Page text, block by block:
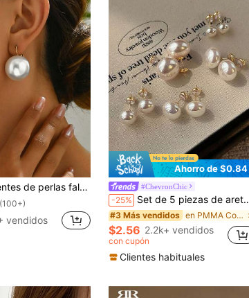
mujer, diseño versátil y nuevo, adecuados para bodas, fiestas, regalos del Día de la Madre, joyería
(100+)
vendidos
Ahorro de $0.84
#ChevronChic
-25% Set de 5 piezas de aretes de perla falsa con diseño minimalista estilo francés, blancos y redondos, aretes elegantes y vintage, apropiados para uso diario y de fiesta de las mujeres
#3 Más vendidos en PMMA Conjuntos de Aretes para Mujeres
$2.56 2.2k+ vendidos
con cupón
Clientes habituales